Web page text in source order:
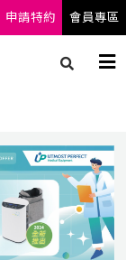
申請特約 會員專區